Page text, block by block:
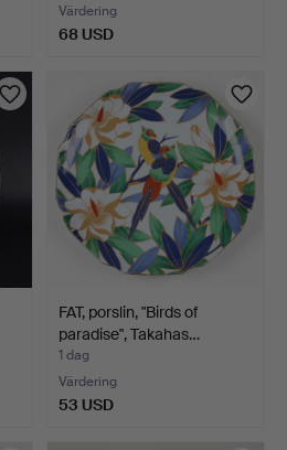
Värdering
68 USD
FAT, porslin, "Birds of
paradise", Takahas…
1 dag
Värdering
53 USD